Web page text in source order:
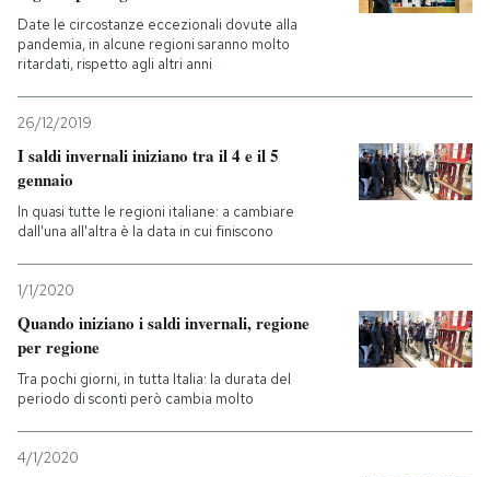
Date le circostanze eccezionali dovute alla
pandemia, in alcune regioni saranno molto
ritardati, rispetto agli altri anni
26/12/2019
I saldi invernali iniziano tra il 4 e il 5
gennaio
In quasi tutte le regioni italiane: a cambiare
dall'una all'altra è la data in cui finiscono
1/1/2020
Quando iniziano i saldi invernali, regione
per regione
Tra pochi giorni, in tutta Italia: la durata del
periodo di sconti però cambia molto
4/1/2020